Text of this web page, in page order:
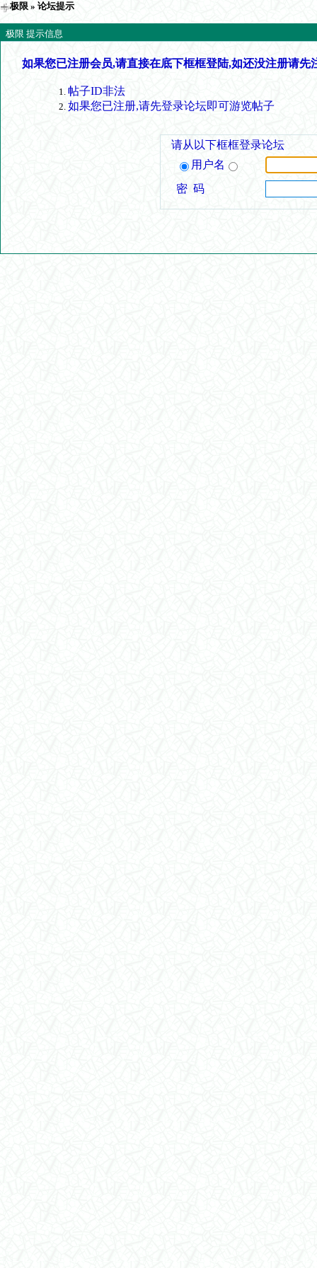
极限 » 论坛提示
极限 提示信息
如果您已注册会员,请直接在底下框框登陆,如还没注册请先
帖子ID非法
如果您已注册,请先登录论坛即可游览帖子
请从以下框框登录论坛
用户名
密 码